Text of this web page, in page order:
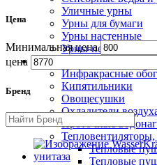
Уличные урны
Урны для бумаги
Урны настенные
Урны-пепельницы
Климатическая техника
Инфракрасные
Кипятильники
Овощесушки
Охладители
Проточные
Тепловые
Тепловые
Цена
Минимальная цена
цена
Бренд